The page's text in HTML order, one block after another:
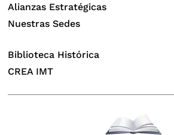
Alianzas Estratégicas
Nuestras Sedes
Biblioteca Histórica
CREA IMT